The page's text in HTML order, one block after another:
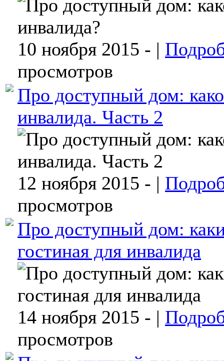
10 ноября 2015 - |
просмотров
Про доступный дом:
инвалида. Часть 2
12 ноября 2015 - |
просмотров
Про доступный дом:
гостиная для инвалида
14 ноября 2015 - |
просмотров